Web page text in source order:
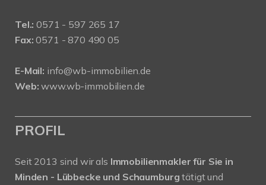
Tel.: 0571 - 597 265 17
Fax: 0571 - 870 490 05
E-Mail: info@wb-immobilien.de
Web: www.wb-immobilien.de
PROFIL
Seit 2013 sind wir als Immobilienmakler für Sie in
Minden - Lübbecke und Schaumburgtätigt und